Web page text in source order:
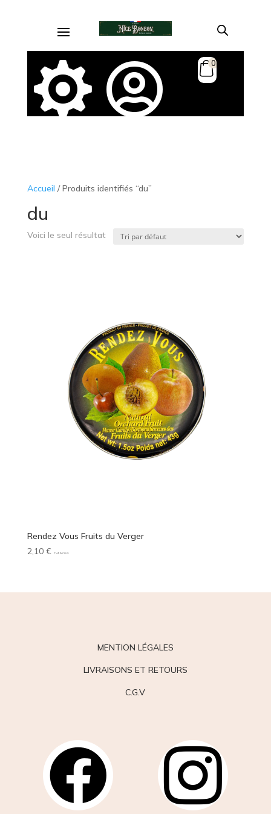
  0
Accueil / Produits identifiés “du”
du
Voici le seul résultat
Rendez Vous Fruits du Verger
2,10 € TVA INCLUS
MENTION LÉGALES
LIVRAISONS ET RETOURS
C.G.V
 